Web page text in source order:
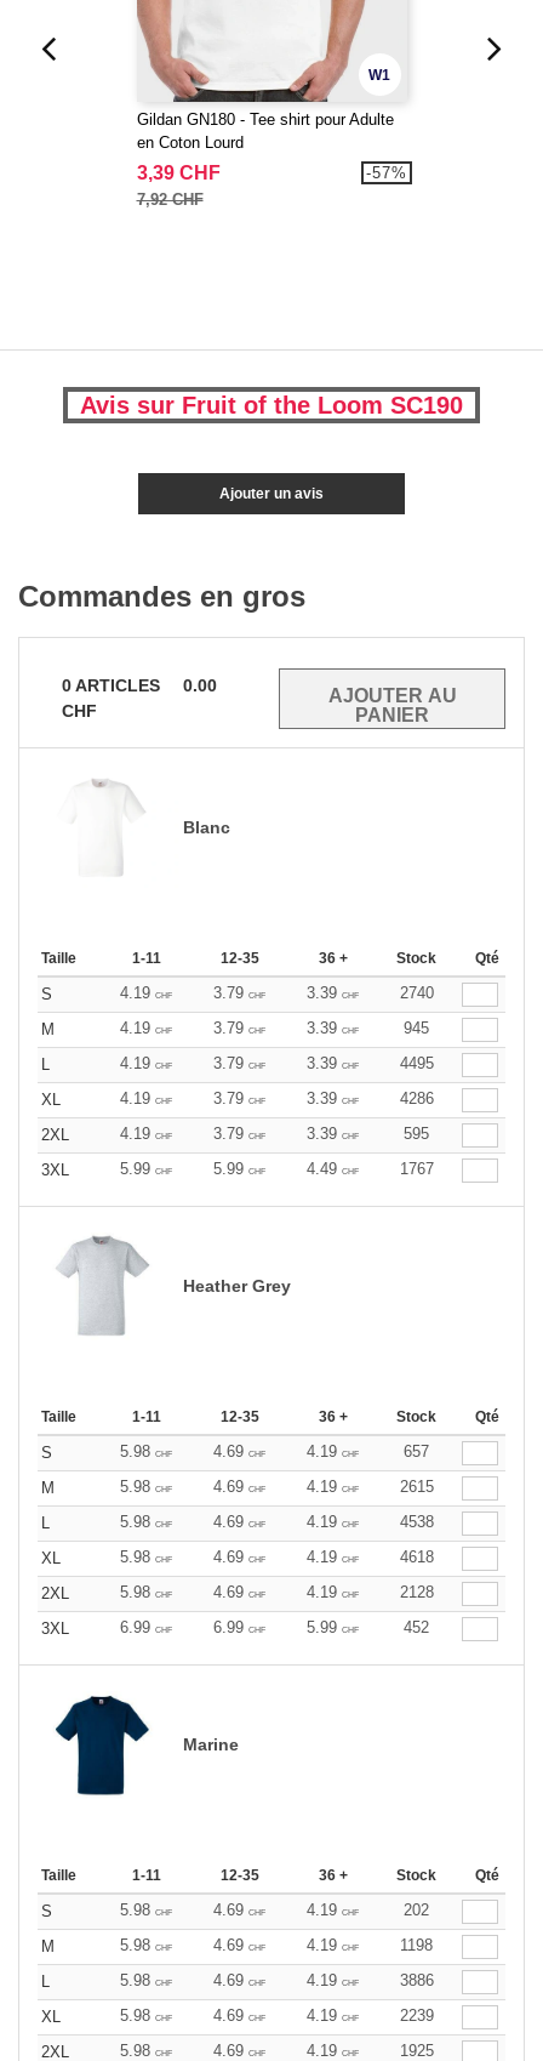
W1
Gildan GN180 - Tee shirt pour Adulte
en Coton Lourd
3,39 CHF
7,92 CHF
-57%
Avis sur Fruit of the Loom SC190
Ajouter un avis
Commandes en gros
0ARTICLES
0.00
CHF
Blanc
Taille 1-11 12-35 36 + Stock Qté
S 4.19 CHF 3.79 CHF 3.39 CHF
2740
M
4.19 CHF 3.79 CHF 3.39 CHF
945
L
4.19 CHF 3.79 CHF 3.39 CHF
4495
XL
4.19 CHF 3.79 CHF 3.39 CHF
4286
2XL
4.19 CHF 3.79 CHF 3.39 CHF
595
3XL
5.99 CHF 5.99 CHF 4.49 CHF 1767
Heather Grey
Taille 1-11 12-35 36 + Stock Qté
S 5.98 CHF 4.69 CHF 4.19 CHF
657
M
5.98 CHF 4.69 CHF 4.19 CHF
2615
L
5.98 CHF 4.69 CHF 4.19 CHF
4538
XL
5.98 CHF 4.69 CHF 4.19 CHF
4618
2XL
5.98 CHF 4.69 CHF 4.19 CHF
2128
3XL
6.99 CHF 6.99 CHF 5.99 CHF 452
Marine
Taille 1-11 12-35 36 + Stock Qté
S 5.98 CHF 4.69 CHF 4.19 CHF
202
M
5.98 CHF 4.69 CHF 4.19 CHF
1198
L
5.98 CHF 4.69 CHF 4.19 CHF
3886
XL
5.98 CHF 4.69 CHF 4.19 CHF
2239
2XL
5.98 CHF 4.69 CHF 4.19 CHF
1925